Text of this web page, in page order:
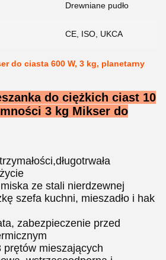
Drewniane pudło
CE, ISO, UKCA
do ciasta 600 W, 3 kg, planetarny
do ciężkich ciast 10
3 kg Mikser do
długotrwała
ze stali nierdzewnej
szefa kuchni, mieszadło i hak
zabezpieczenie przed
prętów mieszających